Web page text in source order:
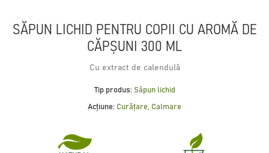
SĂPUN LICHID PENTRU COPII CU AROMĂ DE
CĂPȘUNI 300 ML
Cu extract de calendulă
Tip produs: Săpun lichid
Acțiune: Curățare, Calmare